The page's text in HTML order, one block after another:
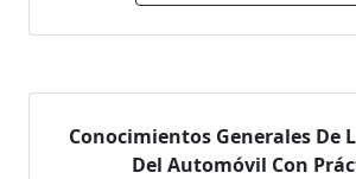
Conocimientos Generales De
Del Automóvil Con